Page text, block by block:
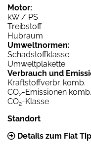
Motor:
kW / PS
Treibstoff
Hubraum
Umweltnormen:
Schadstoffklasse
Umweltplakette
Verbrauch und
Kraftstoffverbr. komb.
CO2-Emissionen komb.
CO2-Klasse
Standort
Details zum Fiat